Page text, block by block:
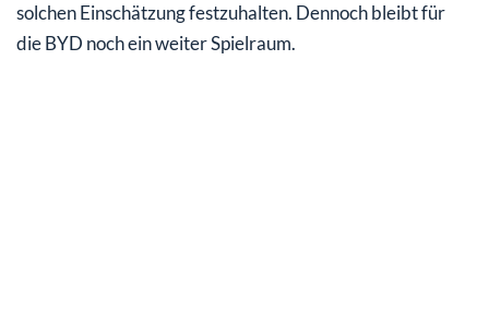
solchen Einschätzung festzuhalten. Dennoch bleibt für
die BYD noch ein weiter Spielraum.